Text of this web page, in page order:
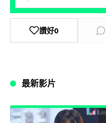
讚好0
最新影片